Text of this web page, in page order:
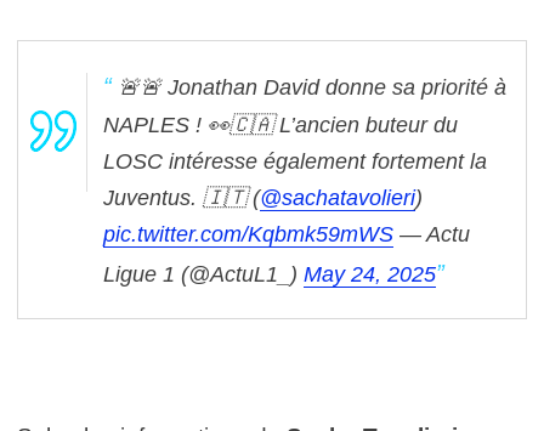
🚨🚨 Jonathan David donne sa priorité à
NAPLES ! 👀🇨🇦 L’ancien buteur du
LOSC intéresse également fortement la
Juventus. 🇮🇹 (@sachatavolieri)
pic.twitter.com/Kqbmk59mWS — Actu
Ligue 1 (@ActuL1_) May 24, 2025